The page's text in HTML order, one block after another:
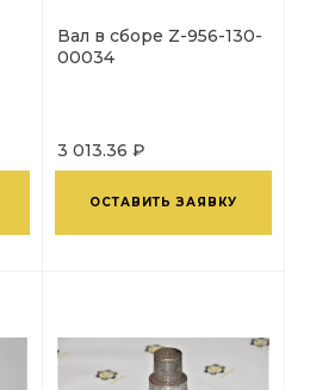
Вал в сборе Z-956-130-
00034
3 013.36 ₽
ОСТАВИТЬ ЗАЯВКУ